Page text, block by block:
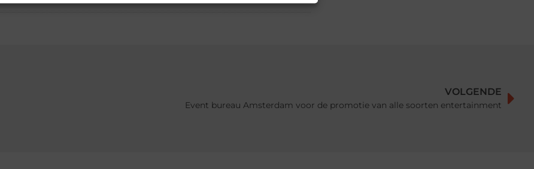
VOLGENDE
Event bureau Amsterdam voor de promotie van alle soorten entertainment